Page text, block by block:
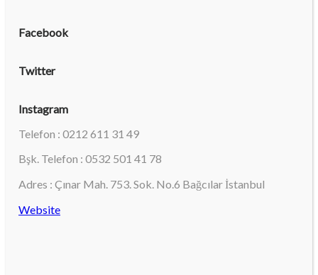
Facebook
Twitter
Instagram
Telefon : 0212 611 31 49
Bşk. Telefon : 0532 501 41 78
Adres : Çınar Mah. 753. Sok. No.6 Bağcılar İstanbul
Website